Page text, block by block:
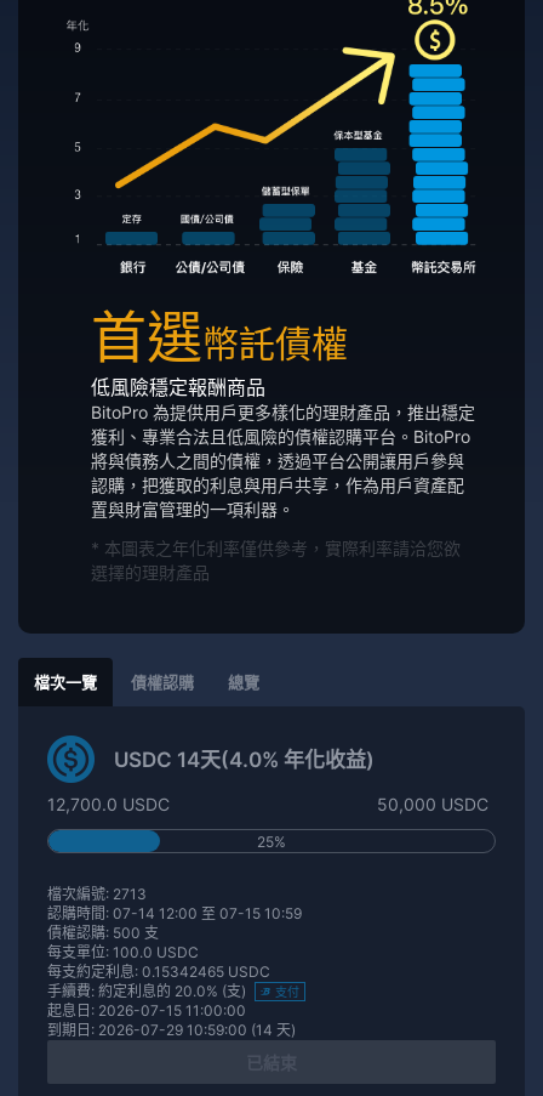
首選幣託債權
低風險穩定報酬商品
BitoPro 為提供用戶更多樣化的理財產品，推出穩定
獲利、專業合法且低風險的債權認購平台。BitoPro
將與債務人之間的債權，透過平台公開讓用戶參與
認購，把獲取的利息與用戶共享，作為用戶資產配
置與財富管理的一項利器。
* 本圖表之年化利率僅供參考，實際利率請洽您欲
選擇的理財產品
檔次一覽 債權認購 總覽
USDC 14天(4.0% 年化收益)
12,700.0 USDC 50,000 USDC
25%
檔次編號: 2713
認購時間: 07-14 12:00 至 07-15 10:59
債權認購: 500 支
每支單位: 100.0 USDC
每支約定利息: 0.15342465 USDC
手續費: 約定利息的 20.0% (支)
支付
起息日: 2026-07-15 11:00:00
到期日: 2026-07-29 10:59:00 (14 天)